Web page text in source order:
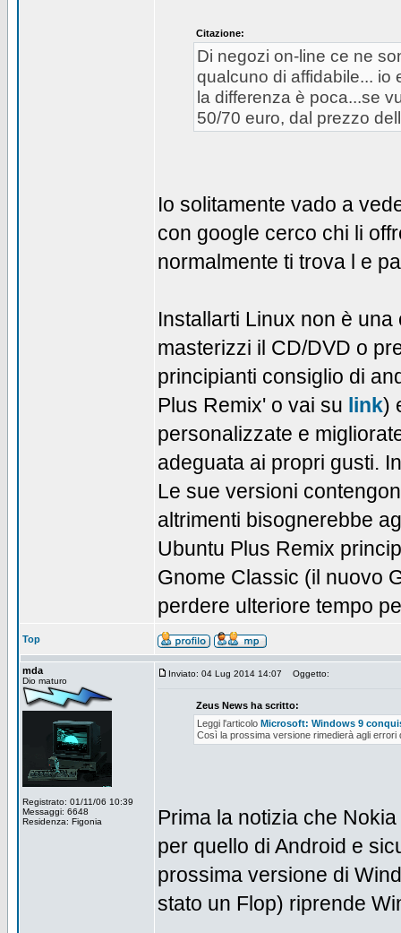
Citazione:
Di negozi on-line ce ne
qualcuno di affidabile... io
la differenza è poca...se
50/70 euro, dal prezzo
Io solitamente vado a
con google cerco chi li
normalmente ti trova l e
Installarti Linux non è
masterizzi il CD/DVD o
principianti consiglio di
Plus Remix' o vai su link)
personalizzate e
adeguata ai propri gusti.
Le sue versioni
altrimenti bisognerebbe
Ubuntu Plus Remix
Gnome Classic (il nuovo
perdere ulteriore tempo
Top
mda
Dio maturo
Registrato: 01/11/06 10:39
Messaggi: 6648
Residenza: Figonia
Inviato: 04 Lug 2014 14:07 Oggetto:
Zeus News ha scritto:
Leggi l'articolo Microsoft: Windows 9
Così la prossima versione rimedierà agli errori
Prima la notizia che
per quello di Android e
prossima versione di
stato un Flop) riprende